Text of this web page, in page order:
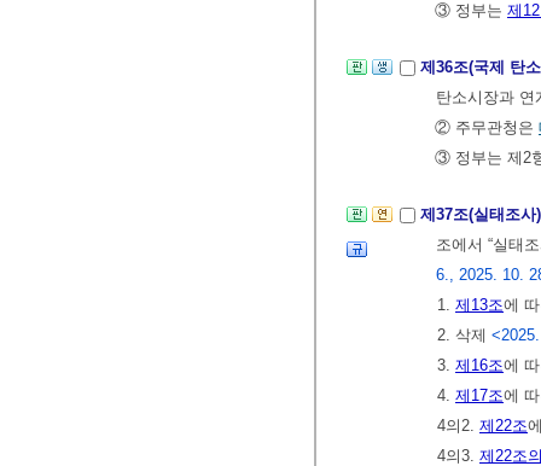
③ 정부는 제
제36조(국제 탄
탄소시장과
② 주무관청은
③ 정부는 제2
제37조(실태조
조에서 “실태
6., 2025. 10.
1. 제13조에
2. 삭제
3. 제16조에
4. 제17조에
4의2. 제22조
4의3. 제22조